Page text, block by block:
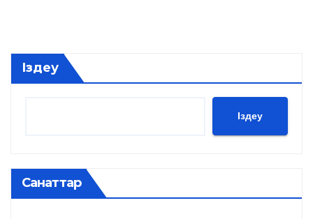
Іздеу
Іздеу
Санаттар